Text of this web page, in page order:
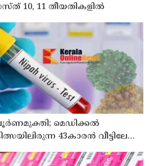
10, 11 തീയതികളിൽ
മെഡിക്കൽ
43കാരൻ വീട്ടിലേക്ക്